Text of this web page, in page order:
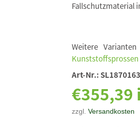
Fallschutzmaterial
Weitere
Kunststoffsprossen
Art-Nr.:
€355,39
zzgl. Versandkosten